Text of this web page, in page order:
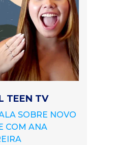
TEEN TV
SOBRE NOVO
COM ANA